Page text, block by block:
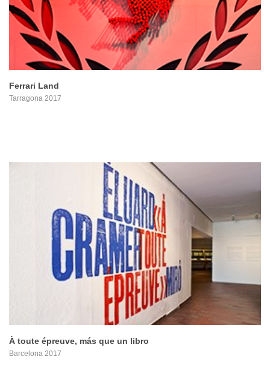
Ferrari Land
Tarragona 2017
PROYECTO
À toute épreuve, más que un libro
Barcelona 2017